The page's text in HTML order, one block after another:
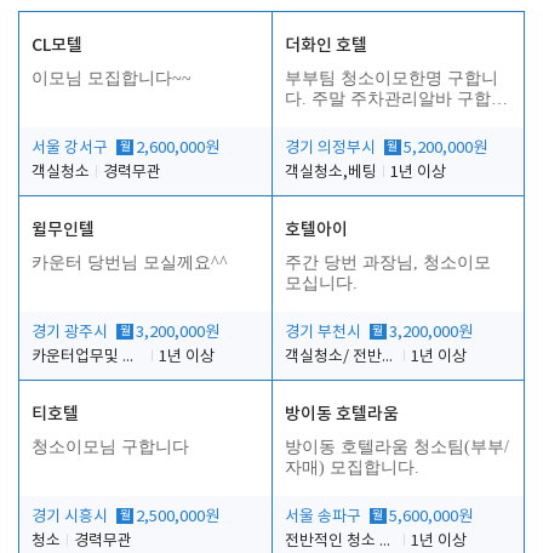
CL모텔
이모님 모집합니다~~
서울 강서구 월 2,600,000원
객실청소
경력무관
더화인 호텔
부부팀 청소이모한명 구합니
다. 주말 주차관리알바 구합니
경기 의정부시
월 5,200,000원
객실청소,베팅
1년 이상
윌무인텔
카운터 당번님 모실께요^^
경기 광주시 월 3,200,000원
카운터업무및 객실관리
1년 이상
호텔아이
주간 당번 과장님, 청소이모
모십니다.
경기 부천시 월 3,200,000원
객실청소/ 전반적인 프론트 업무 및 주차
1년 이상
티호텔
청소이모님 구합니다
경기 시흥시 월 2,500,000원
청소
경력무관
방이동 호텔라움
방이동 호텔라움 청소팀(부부/
자매) 모집합니다.
서울 송파구 월 5,600,000원
전반적인 청소 업무(객실청소.객실정리)
1년 이상